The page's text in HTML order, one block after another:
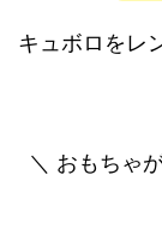
キュボロをレ
＼ おもちゃ